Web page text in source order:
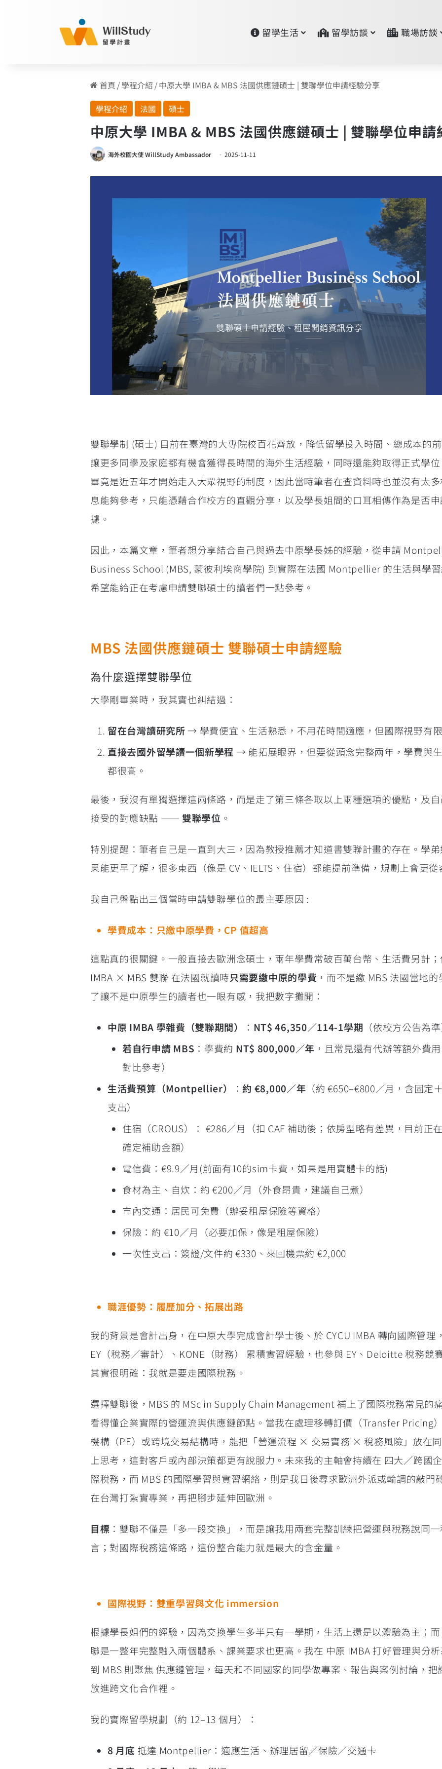
留學生活 留學訪談 職場訪談
首頁 /學程介紹 /中原大學 IMBA & MBS 法國供應鏈碩士 | 雙聯學位申請經驗分享
學程介紹
法國 碩士
中原大學 IMBA & MBS 法國供應鏈碩士 | 雙聯學位申請
海外校園大使 WillStudy Ambassador 2025-11-11
雙聯學制 (碩士) 目前在臺灣的大專院校百花齊放，降低留學投入時間、總成本的
讓更多同學及家庭都有機會獲得長時間的海外生活經驗，同時還能夠取得正式學
畢竟是近五年才開始走入大眾視野的制度，因此當時筆者在查資料時也並沒有太
息能夠參考，只能憑藉合作校方的直觀分享，以及學長姐間的口耳相傳作為是否
據。
因此，本篇文章，筆者想分享結合自己與過去中原學長姊的經驗，從申請
Business School (MBS, 蒙彼利埃商學院) 到實際在法國 Montpellier 的生活與學
希望能給正在考慮申請雙聯碩士的讀者們一點參考。
MBS 法國供應鏈碩士 雙聯碩士申請經驗
為什麼選擇雙聯學位
大學剛畢業時，我其實也糾結過：
留在台灣讀研究所→ 學費便宜、生活熟悉，不用花時間適應，但國際視野有
直接去國外留學讀一個新學程 → 能拓展眼界，但要從頭念完整兩年，學費與
都很高。
最後，我沒有單獨選擇這兩條路，而是走了第三條各取以上兩種選項的優點，及
接受的對應缺點 —— 雙聯學位 。
特別提醒：筆者自己是一直到大三，因為教授推薦才知道書雙聯計畫的存在。學
果能更早了解，很多東西（像是 CV、IELTS、住宿）都能提前準備，規劃上會更
我自己盤點出三個當時申請雙聯學位的最主要原因 :
學費成本：只繳中原學費，CP 值超高
這點真的很關鍵。一般直接去歐洲念碩士，兩年學費常破百萬台幣、生活費另計
IMBA × MBS 雙聯 在法國就讀時只需要繳中原的學費 ，而不是繳 MBS 法國當地
了讓不是中原學生的讀者也一眼有感，我把數字攤開：
中原 IMBA 學雜費（雙聯期間） ： NT$ 46,350／114-1學期 （依校方公告為
若自行申請 MBS ：學費約 NT$ 800,000／年 ，且常見還有代辦等額外費
對比參考）
生活費預算（Montpellier）
：約 €8,000／年 （約 €650–€800／月，含固定
支出）
住宿（CROUS）： €286／月（扣 CAF 補助後；依房型略有差異，目前正
確定補助金額）
電信費：€9.9／月(前面有10的sim卡費，如果是用實體卡的話)
食材為主、自炊：約 €200／月（外食昂貴，建議自己煮）
市內交通：居民可免費（辦妥租屋保險等資格）
保險：約 €10／月（必要加保，像是租屋保險）
一次性支出：簽證/文件約 €330、來回機票約 €2,000
職涯優勢：履歷加分、拓展出路
我的背景是會計出身，在中原大學完成會計學士後、於 CYCU IMBA 轉向國際管理
EY（稅務／審計）、KONE（財務） 累積實習經驗，也參與 EY、Deloitte 稅務競
其實很明確：我就是要走國際稅務。
選擇雙聯後，MBS 的 MSc in Supply Chain Management 補上了國際稅務常見
看得懂企業實際的營運流與供應鏈節點。當我在處理移轉訂價（Transfer Pricing
機構（PE）或跨境交易結構時，能把「營運流程 × 交易實務 × 稅務風險」放在
上思考，這對客戶或內部決策都更有說服力。未來我的主軸會持續在 四大／跨國
際稅務，而 MBS 的國際學習與實習網絡，則是我日後尋求歐洲外派或輪調的敲
在台灣打紮實專業，再把腳步延伸回歐洲。
目標 ：雙聯不僅是「多一段交換」，而是讓我用兩套完整訓練把營運與稅務說同
言；對國際稅務這條路，這份整合能力就是最大的含金量。
國際視野：雙重學習與文化 immersion
根據學長姐們的經驗，因為交換學生多半只有一學期，生活上還是以體驗為主；而
聯是一整年完整融入兩個體系、課業要求也更高。我在 中原 IMBA 打好管理與分
到 MBS 則聚焦 供應鏈管理，每天和不同國家的同學做專案、報告與案例討論，把
放進跨文化合作裡。
我的實際留學規劃（約 12–13 個月）：
8 月底 抵達 Montpellier：適應生活、辦理居留／保險／交通卡